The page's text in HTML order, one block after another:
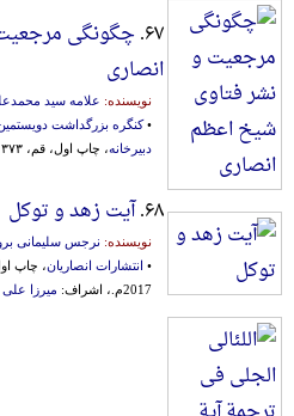
۶۷. چگونگی
انصاری
نویسنده: علامه سید
•کنگره بزرگداشت
دبیرخانه، چاپ اول، قم، ۱۳۷۳ش.
۶۸. آیت زهد و توکل
نویسنده: نرجس سلیمانی
• انتشارات انصاریان
2017م.، اشراف:
میرزا